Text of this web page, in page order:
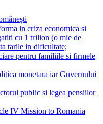
in criza economica si
cu 1 trilion (o mie de
tarile in dificultate;
pentru familiile si firmele
monetara iar Guvernului
public si legea pensiilor
IV Mission to Romania